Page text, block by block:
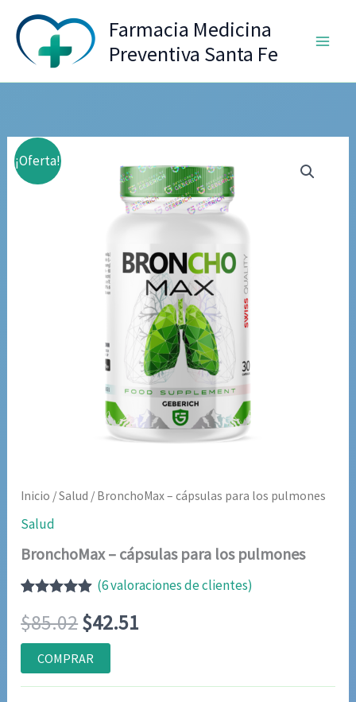
contenido
Farmacia Medicina
Preventiva Santa Fe
¡Oferta!
Inicio /Salud / BronchoMax – cápsulas para los pulmones
Salud
BronchoMax – cápsulas para los pulmones
con4.83de
5 en base
a
valoraciones
de clientes
(6valoraciones de clientes)
$85.02El
precio
original
$42.51
actual
COMPRAR